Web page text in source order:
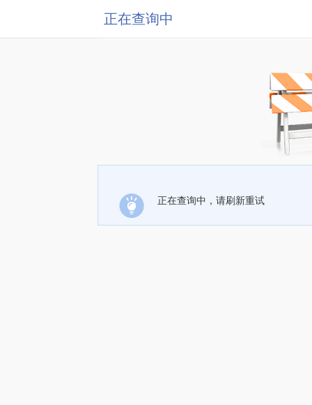
正在查询中
正在查询中，请刷新重试